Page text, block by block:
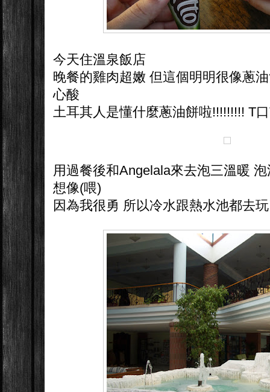
今天住溫泉飯店
晚餐的雞肉超嫩 但這個明明很像蔥
心酸
土耳其人是懂什麼蔥油餅啦!!!!!!!!! T
用過餐後和Angelala來去泡三溫暖
想像(喂)
因為我很勇 所以冷水跟熱水池都去